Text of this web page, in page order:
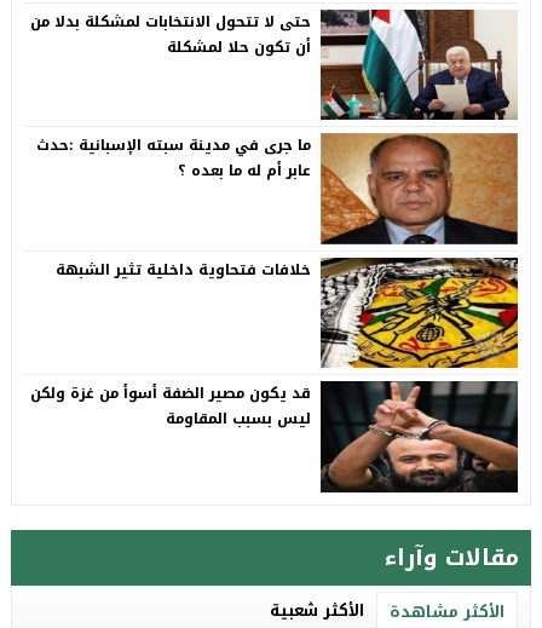
حتى لا تتحول الانتخابات لمشكلة بدلا من
أن تكون حلا لمشكلة
ما جرى في مدينة سبته الإسبانية :حدث
عابر أم له ما بعده ؟
خلافات فتحاوية داخلية تثير الشبهة
قد يكون مصير الضفة أسوأ من غزة ولكن
ليس بسبب المقاومة
مقالات وآراء
الأكثر مشاهدة الأكثر شعبية